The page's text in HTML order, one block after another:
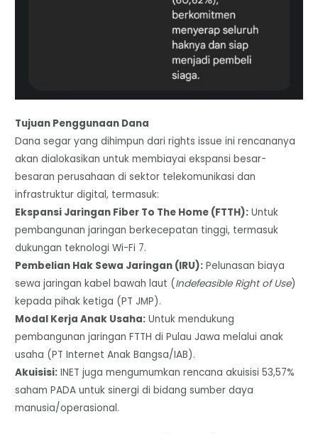
Tujuan Penggunaan Dana
​Dana segar yang dihimpun dari rights issue ini rencananya
akan dialokasikan untuk membiayai ekspansi besar-
besaran perusahaan di sektor telekomunikasi dan
infrastruktur digital, termasuk:
​Ekspansi Jaringan Fiber To The Home (FTTH): Untuk
pembangunan jaringan berkecepatan tinggi, termasuk
dukungan teknologi Wi-Fi 7.
​Pembelian Hak Sewa Jaringan (IRU): Pelunasan biaya
sewa jaringan kabel bawah laut (Indefeasible Right of Use)
kepada pihak ketiga (PT JMP).
Modal Kerja Anak Usaha: Untuk mendukung
pembangunan jaringan FTTH di Pulau Jawa melalui anak
usaha (PT Internet Anak Bangsa/IAB).
​Akuisisi: INET juga mengumumkan rencana akuisisi 53,57%
saham PADA untuk sinergi di bidang sumber daya
manusia/operasional.